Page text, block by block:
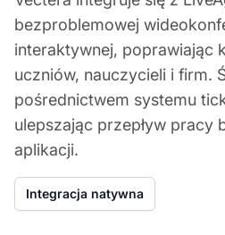
bezproblemowej
interaktywnej, poprawiając
uczniów, nauczycieli i firm.
pośrednictwem systemu
ulepszając przepływ pracy
aplikacji.
Integracja natywna